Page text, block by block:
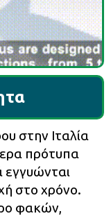
στην Ιταλία
πρότυπα
εγγυώνται
στο χρόνο.
φακών,